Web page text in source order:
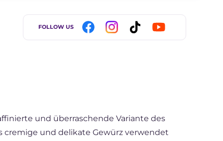
FOLLOW US
und überraschende Variante des
cremige und delikate Gewürz verwendet